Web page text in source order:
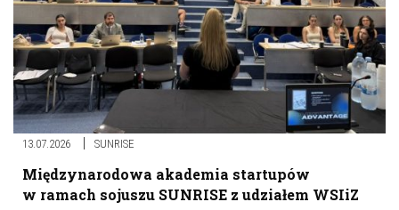
13.07.2026 SUNRISE
Międzynarodowa akademia startupów
w ramach sojuszu SUNRISE z udziałem WSIiZ